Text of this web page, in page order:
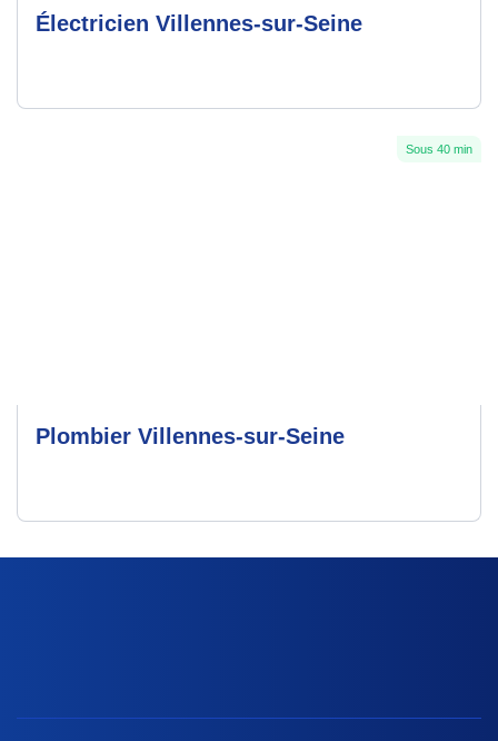
Électricien Villennes-sur-Seine
Sous 40 min
Plombier Villennes-sur-Seine